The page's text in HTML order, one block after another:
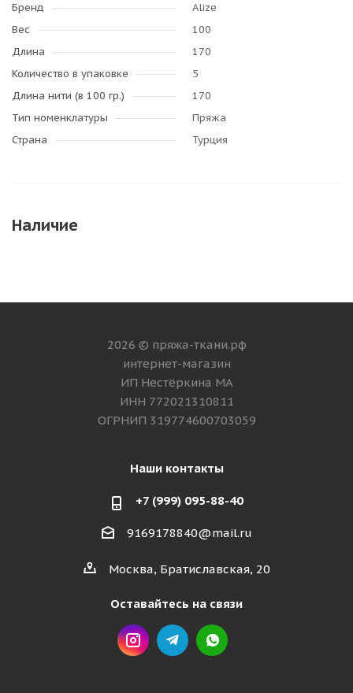
Бренд
Alize
Вес
100
Длина
170
Количество в упаковке
5
Длина нити (в 100 гр.)
170
Тип номенклатуры
Пряжа
Страна
Турция
Наличие
2026 © пряжа-ткани.рф
интернет-магазин
ИП Нестёркина МА
ИНН 772021310811
ОГРНИП 319774600703059
Наши контакты
+7 (999) 095-88-40
9169178840@mail.ru
Москва, Братиславская, 20
Оставайтесь на связи